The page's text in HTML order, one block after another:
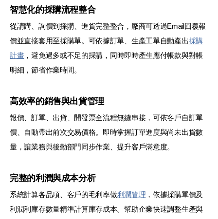
智慧化的採購流程整合
從請購、詢價到採購、進貨完整整合，廠商可透過Email回覆報
價並直接套用至採購單。可依據訂單、生產工單自動產出採購
計畫，避免過多或不足的採購，同時即時產生應付帳款與對帳
明細，節省作業時間。
高效率的銷售與出貨管理
報價、訂單、出貨、開發票全流程無縫串接，可依客戶自訂單
價、自動帶出前次交易價格。即時掌握訂單進度與尚未出貨數
量，讓業務與後勤部門同步作業、提升客戶滿意度。
完整的利潤與成本分析
系統計算各品項、客戶的毛利率做利潤管理 ，依據採購單價及
利潤利庫存數量精準計算庫存成本。幫助企業快速調整生產與